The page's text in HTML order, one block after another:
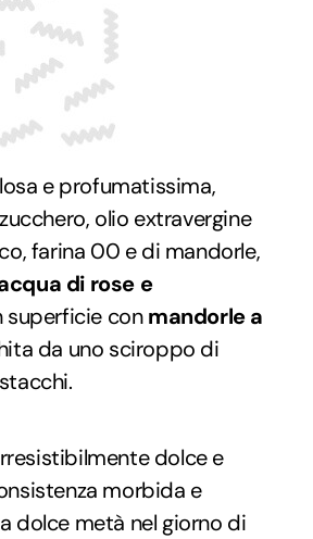
e profumatissima,
olio extravergine
farina 00 e di mandorle,
di rose e
superficie conmandorle a
da uno sciroppo di
dolce e
morbida e
dolce metà nel giorno di